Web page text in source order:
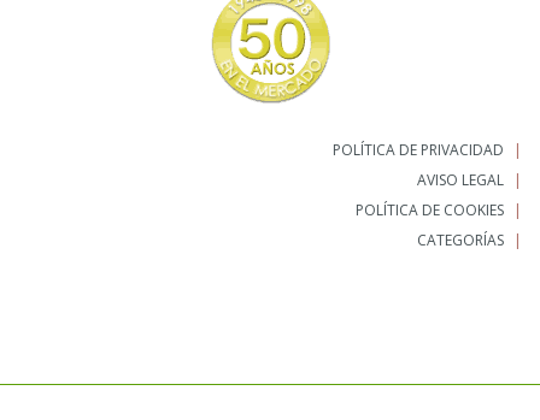
POLÍTICA DE PRIVACIDAD
AVISO LEGAL
POLÍTICA DE COOKIES
CATEGORÍAS